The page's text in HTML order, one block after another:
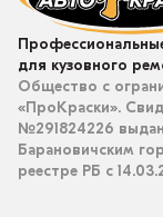
для кузовного
Общество с
«ПроКраски».
№291824226
Барановичским
реестре РБ с